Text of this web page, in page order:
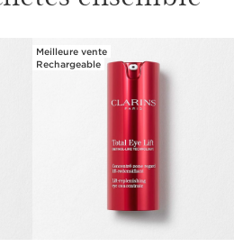
Meilleure vente
Rechargeable